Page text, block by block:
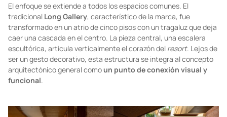
El enfoque se extiende a todos los espacios comunes. El
tradicional Long Gallery, característico de la marca, fue
transformado en un atrio de cinco pisos con un tragaluz que deja
caer una cascada en el centro. La pieza central, una escalera
escultórica, articula verticalmente el corazón del resort. Lejos de
ser un gesto decorativo, esta estructura se integra al concepto
arquitectónico general comoun punto de conexión visual y
funcional.